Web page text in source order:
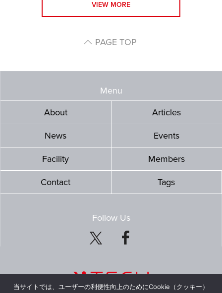
VIEW MORE
PAGE TOP
Menu
About
Articles
News Events
Facility Members
Contact Tags
Follow Us
当サイトでは、ユーザーの利便性向上のためにCookie（クッキー）